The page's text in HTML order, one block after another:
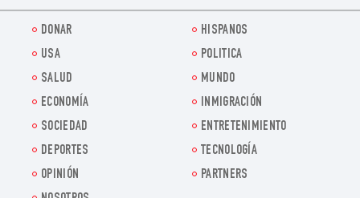
DONAR
HISPANOS
USA
POLITICA
SALUD
MUNDO
ECONOMÍA
INMIGRACIÓN
SOCIEDAD
ENTRETENIMIENTO
DEPORTES
TECNOLOGÍA
OPINIÓN
PARTNERS